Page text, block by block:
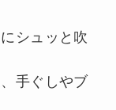
シュッと吹
手ぐしやブ